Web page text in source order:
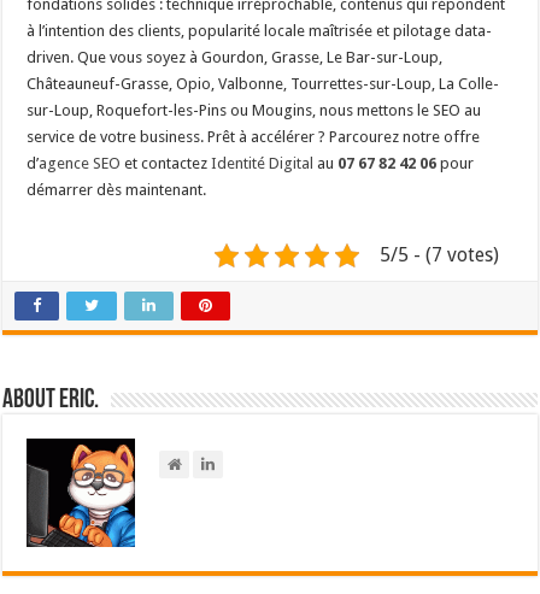
fondations solides : technique irréprochable, contenus qui répondent
à l’intention des clients, popularité locale maîtrisée et pilotage data-
driven. Que vous soyez à Gourdon, Grasse, Le Bar-sur-Loup,
Châteauneuf-Grasse, Opio, Valbonne, Tourrettes-sur-Loup, La Colle-
sur-Loup, Roquefort-les-Pins ou Mougins, nous mettons le SEO au
service de votre business. Prêt à accélérer ? Parcourez notre offre
d’agence SEO et contactezIdentité Digital au 07 67 82 42 06 pour
démarrer dès maintenant.
5/5 - (7 votes)
About Eric.